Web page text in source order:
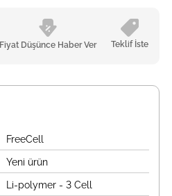
Fiyat Düşünce Haber Ver Teklif İste
FreeCell
Yeni ürün
Li-polymer - 3 Cell